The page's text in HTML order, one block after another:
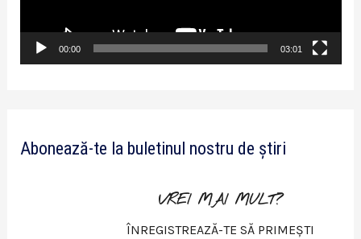
o
00:00 03:01
Abonează-te la buletinul nostru de știri
VREI MAI MULT?
ÎNREGISTREAZĂ-TE SĂ PRIMEȘTI